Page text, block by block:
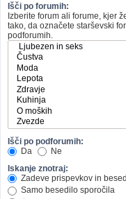
Išči po forumih:
Izberite forum ali forume, kjer
tako, da označete starševski
podforumih.
Išči po podforumih:
Da
Ne
Iskanje znotraj:
Zadeve prispevkov in
Samo besedilo sporočila